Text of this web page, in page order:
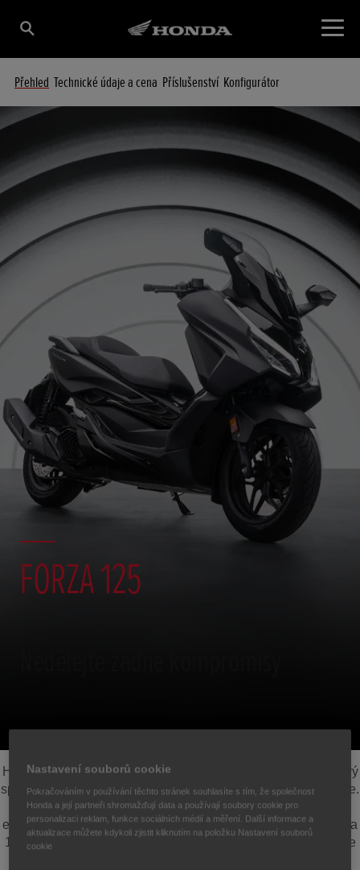
Přehled Technické údaje a cena Příslušenství Konfigurátor
FORZA 125
Hledáte to nejlepší? Nehledejte dál. Forza 125 je náš špičkový
sportovní skútr GT, který nabízí vše, co potřebujete, a ještě více.
Zažijte vynikající spotřebu paliva a působivý dojezd motoru
eSP+, který poskytuje nejlepší výkon ve své třídě. Model Forza
125 je vybaven 5palcovým TFT displejem s integrací aplikace
Nastavení souborů cookie
Pokračováním v používání těchto stránek souhlasíte s tím, že společnost
Honda a její partneři shromažďují data a používají soubory cookie pro
personalizaci reklam, funkce sociálních médií a měření. Další informace a
aktualizace můžete kdykoli zjistit kliknutím na položku Nastavení souborů
cookie